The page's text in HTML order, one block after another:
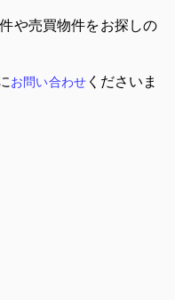
や売買物件をお探しの
お問い合わせくださいま